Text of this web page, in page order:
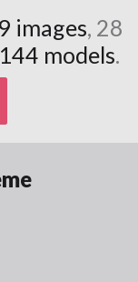
images, 28
144 models.